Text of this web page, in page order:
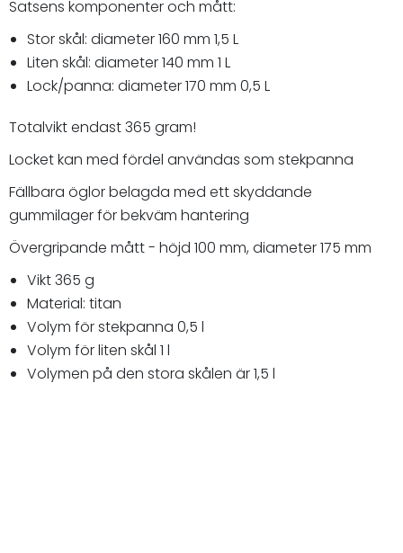
Satsens komponenter och mått:
Stor skål: diameter 160 mm 1,5 L
Liten skål: diameter 140 mm 1 L
Lock/panna: diameter 170 mm 0,5 L
Totalvikt endast 365 gram!
Locket kan med fördel användas som stekpanna
Fällbara öglor belagda med ett skyddande
gummilager för bekväm hantering
Övergripande mått - höjd 100 mm, diameter 175 mm
Vikt 365 g
Material: titan
Volym för stekpanna 0,5 l
Volym för liten skål 1 l
Volymen på den stora skålen är 1,5 l